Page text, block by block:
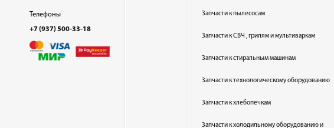
Телефоны
+7 (937) 500-33-18
Запчасти к пылесосам
Запчасти к СВЧ , грилям и мультиваркам
Запчасти к стиральным машинам
Запчасти к технологическому оборудованию
Запчасти к хлебопечкам
Запчасти к холодильному оборудованию и